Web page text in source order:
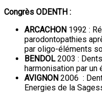
Congrès ODENTH :
ARCACHON 1992 :
parodontopathies
par oligo-éléments
BENDOL2003 :
harmonisation par
AVIGNON 2006 :
Energies de la